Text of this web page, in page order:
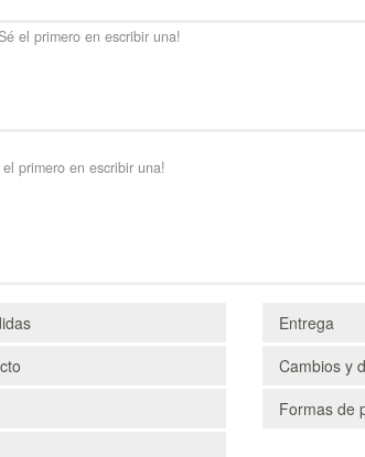
el primero en escribir una!
primero en escribir una!
Entrega
Cambios y
Formas de